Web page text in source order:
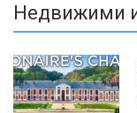
Недвижими